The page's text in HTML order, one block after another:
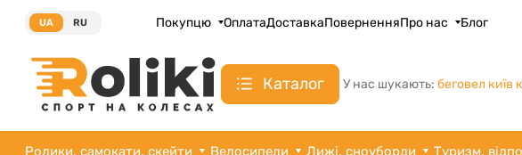
UA RU Покупцю ОплатаДоставкаПоверненняПро нас Блог
Каталог У нас шукають: беговел київ
Ролики, самокати, скейти Велосипеди Лижі, сноуборди Туризм,